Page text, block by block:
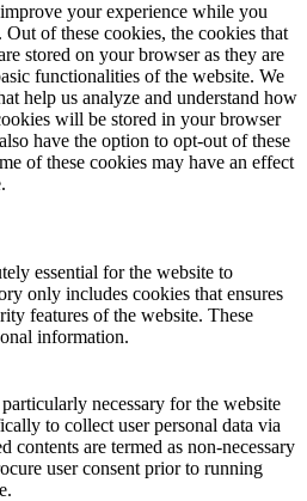
your experience while you
of these cookies, the cookies that
stored on your browser as they are
functionalities of the website. We
help us analyze and understand how
will be stored in your browser
have the option to opt-out of these
of these cookies may have an effect
essential for the website to
only includes cookies that ensures
features of the website. These
information.
necessary for the website
to collect user personal data via
contents are termed as non-necessary
user consent prior to running